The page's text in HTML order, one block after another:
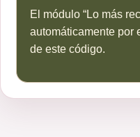
El módulo “Lo más
automáticamente por
de este código.